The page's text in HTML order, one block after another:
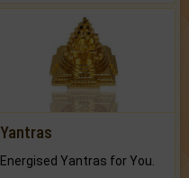
Yantras
Energised Yantras for You.